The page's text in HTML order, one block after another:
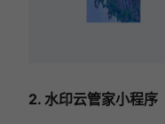
2. 水印云管家小程